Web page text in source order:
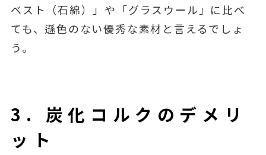
ベスト（石綿）」や「グラスウール」に比べ
ても、遜色のない優秀な素材と言えるでしょ
う。
3. 炭化コルクのデメリ
ット